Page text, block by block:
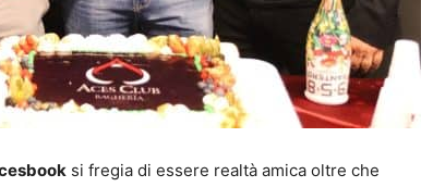
si fregia di essere realtà amica oltre che